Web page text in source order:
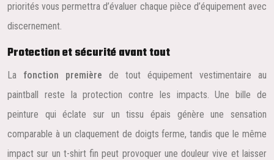
priorités vous permettra d’évaluer chaque pièce d’équipement avec
discernement.
Protection et sécurité avant tout
La fonction première de tout équipement vestimentaire au
paintball reste la protection contre les impacts. Une bille de
peinture qui éclate sur un tissu épais génère une sensation
comparable à un claquement de doigts ferme, tandis que le même
impact sur un t-shirt fin peut provoquer une douleur vive et laisser